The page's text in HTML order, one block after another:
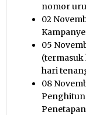
nomor
02
05
(termasuk
hari
08